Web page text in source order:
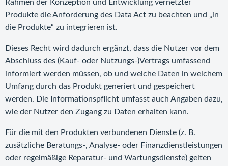
Rahmen der Konzeption und Entwicklung vernetzter
Produkte die Anforderung des Data Act zu beachten und „in
die Produkte“ zu integrieren ist.
Dieses Recht wird dadurch ergänzt, dass die Nutzer vor dem
Abschluss des (Kauf- oder Nutzungs-)Vertrags umfassend
informiert werden müssen, ob und welche Daten in welchem
Umfang durch das Produkt generiert und gespeichert
werden. Die Informationspflicht umfasst auch Angaben dazu,
wie der Nutzer den Zugang zu Daten erhalten kann.
Für die mit den Produkten verbundenen Dienste (z. B.
zusätzliche Beratungs-, Analyse- oder Finanzdienstleistungen
oder regelmäßige Reparatur- und Wartungsdienste) gelten